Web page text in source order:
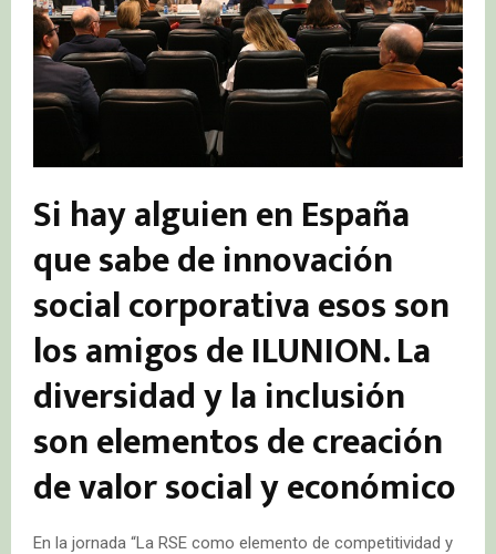
Si hay alguien en España
que sabe de innovación
social corporativa esos son
los amigos de ILUNION. La
diversidad y la inclusión
son elementos de creación
de valor social y económico
En la jornada “La RSE como elemento de competitividad y